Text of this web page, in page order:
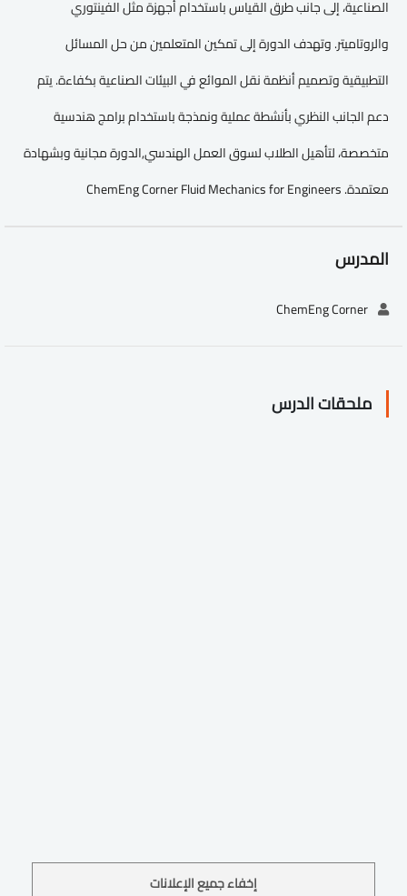
الصناعية، إلى جانب طرق القياس باستخدام أجهزة مثل الفينتوري
والروتاميتر. وتهدف الدورة إلى تمكين المتعلمين من حل المسائل
التطبيقية وتصميم أنظمة نقل الموائع في البيئات الصناعية بكفاءة. يتم
دعم الجانب النظري بأنشطة عملية ونمذجة باستخدام برامج هندسية
متخصصة، لتأهيل الطلاب لسوق العمل الهندسي,الدورة مجانية وبشهادة
معتمدة. ChemEng Corner Fluid Mechanics for Engineers
المدرس
ملحقات الدرس
إخفاء جميع الإعلانات